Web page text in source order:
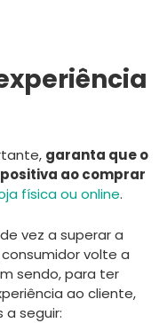
garanta que o
ao comprar
física ou online.
vez a superar a
volte a
sendo, para ter
ao cliente,
a seguir: